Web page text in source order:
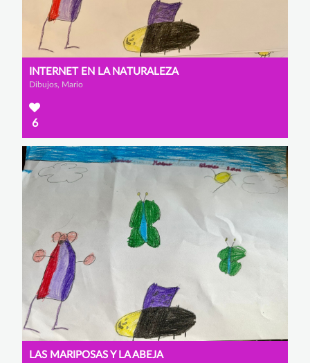
INTERNET EN LA NATURALEZA
Dibujos, Mario
6
LAS MARIPOSAS Y LA ABEJA